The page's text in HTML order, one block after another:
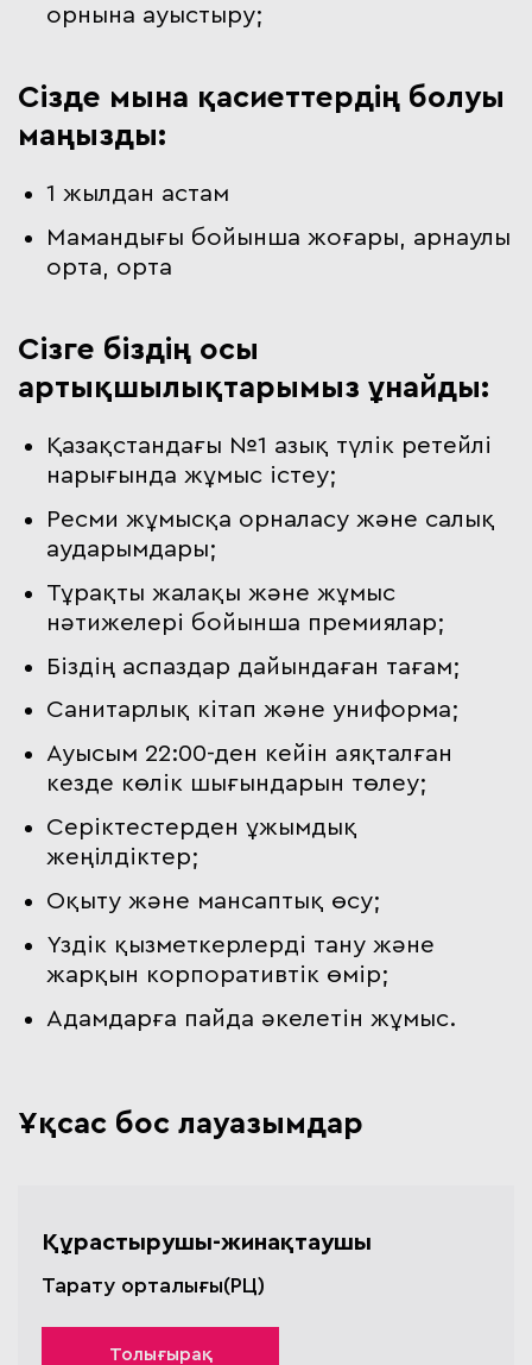
орнына ауыстыру;
Сізде мына қасиеттердің болуы
маңызды:
1 жылдан астам
Мамандығы бойынша жоғары, арнаулы
орта, орта
Сізге біздің осы
артықшылықтарымыз ұнайды:
Қазақстандағы №1 азық түлік ретейлі
нарығында жұмыс істеу;
Ресми жұмысқа орналасу және салық
аударымдары;
Тұрақты жалақы және жұмыс
нәтижелері бойынша премиялар;
Біздің аспаздар дайындаған тағам;
Санитарлық кітап және униформа;
Ауысым 22:00-ден кейін аяқталған
кезде көлік шығындарын төлеу;
Серіктестерден ұжымдық
жеңілдіктер;
Оқыту және мансаптық өсу;
Үздік қызметкерлерді тану және
жарқын корпоративтік өмір;
Адамдарға пайда әкелетін жұмыс.
Ұқсас бос лауазымдар
Құрастырушы-жинақтаушы
Тарату орталығы(РЦ)
Толығырақ